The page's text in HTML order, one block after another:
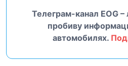
Телеграм-канал EOG
пробиву
автомобилях.